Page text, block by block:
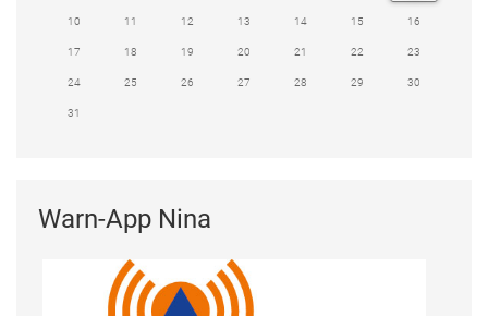
10 11 12 13 14 15 16
17 18 19 20 21 22 23
24 25 26 27 28 29 30
31
Warn-App Nina